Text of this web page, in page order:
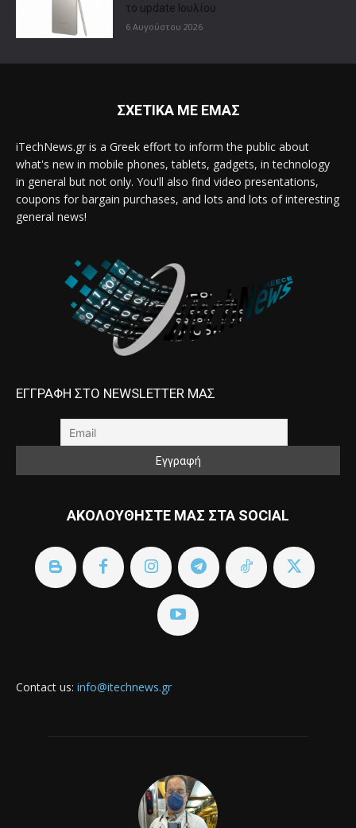
το update Ιουλίου
6 Αυγούστου 2026
ΣΧΕΤΙΚΑ ΜΕ ΕΜΑΣ
iTechNews.gr is a Greek effort to inform the public about
what's new in mobile phones, tablets, gadgets, in technology
in general but not only. You'll also find video presentations,
coupons for bargain purchases, and lots and lots of interesting
general news!
ΕΓΓΡΑΦΗ ΣΤΟ NEWSLETTER ΜΑΣ
ΑΚΟΛΟΥΘΗΣΤΕ ΜΑΣ ΣΤΑ SOCIAL
Contact us: info@itechnews.gr